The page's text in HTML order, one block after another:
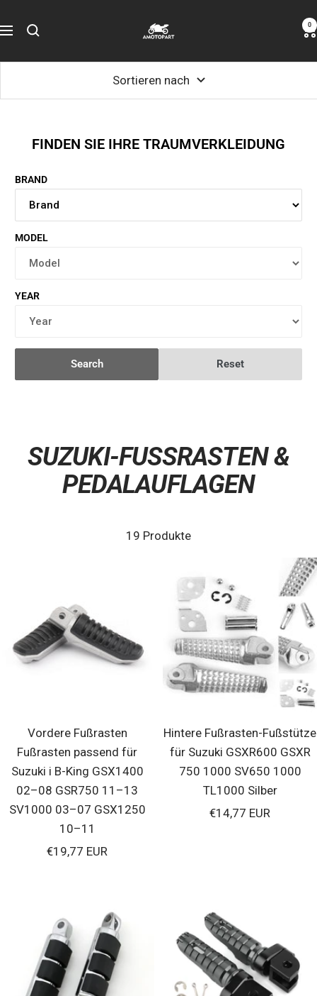
Inhalt
Navigation
Amotopart 0
Sortieren nach
FINDEN SIE IHRE TRAUMVERKLEIDUNG
BRAND
MODEL
YEAR
Search Reset
SUZUKI-FUSSRASTEN & P
EDALAUFLAGEN
19 Produkte
Vordere Fußrasten
Fußrasten passend für
Suzuki i B-King GSX1400
02–08 GSR750 11–13
SV1000 03–07 GSX1250
10–11
Verkaufspreis
€19,77 EUR
Hintere Fußrasten-Fußstütze
für Suzuki GSXR600 GSXR
750 1000 SV650 1000
TL1000 Silber
Verkaufspreis
€14,77 EUR